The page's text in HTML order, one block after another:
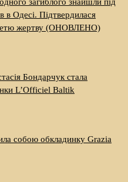
в Одесі. Підтвердилася
жертву (ОНОВЛЕНО)
Бондарчук стала
L’Officiel Baltik
собою обкладинку Grazia